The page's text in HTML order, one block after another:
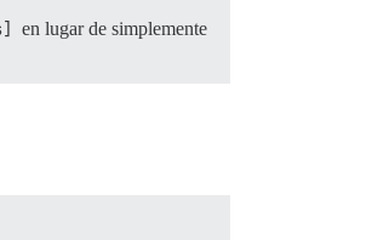
en lugar de simplemente